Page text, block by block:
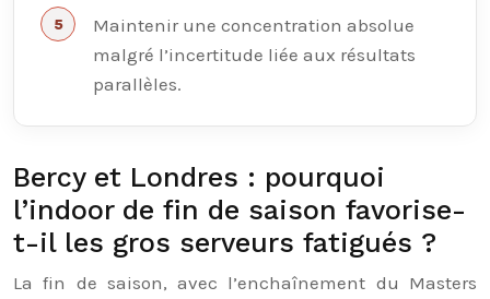
Maintenir une concentration absolue
malgré l’incertitude liée aux résultats
parallèles.
Bercy et Londres : pourquoi
l’indoor de fin de saison favorise-
t-il les gros serveurs fatigués ?
La fin de saison, avec l’enchaînement du Masters